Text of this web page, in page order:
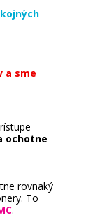
a sme
ochotne
rovnaký
To
.